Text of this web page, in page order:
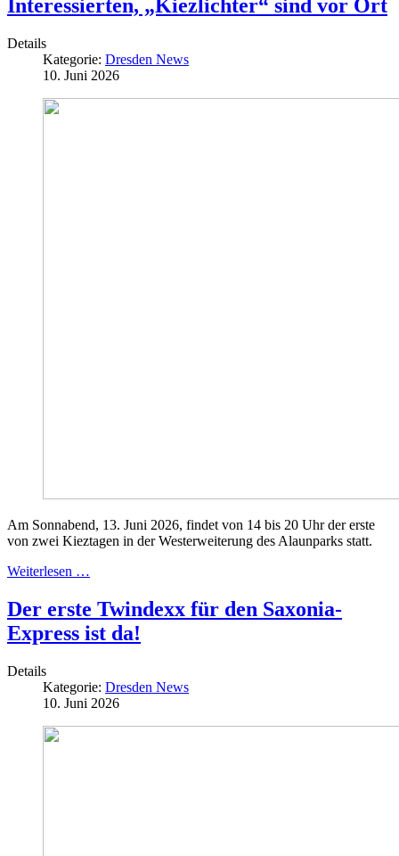
Interessierten, „Kiezlichter“ sind vor Ort
Details
Kategorie: Dresden News
10. Juni 2026
Am Sonnabend, 13. Juni 2026, findet von 14 bis 20 Uhr der erste
von zwei Kieztagen in der Westerweiterung des Alaunparks statt.
Weiterlesen …
Der erste Twindexx für den Saxonia-
Express ist da!
Details
Kategorie: Dresden News
10. Juni 2026